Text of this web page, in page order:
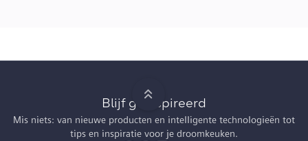
Blijf geïnspireerd
Mis niets: van nieuwe producten en intelligente technologieën tot
tips en inspiratie voor je droomkeuken.